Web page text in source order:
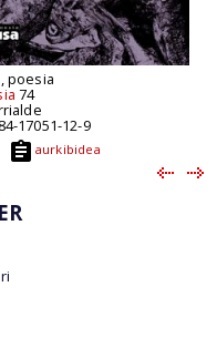
poesia
74
17051-12-9
aurkibidea